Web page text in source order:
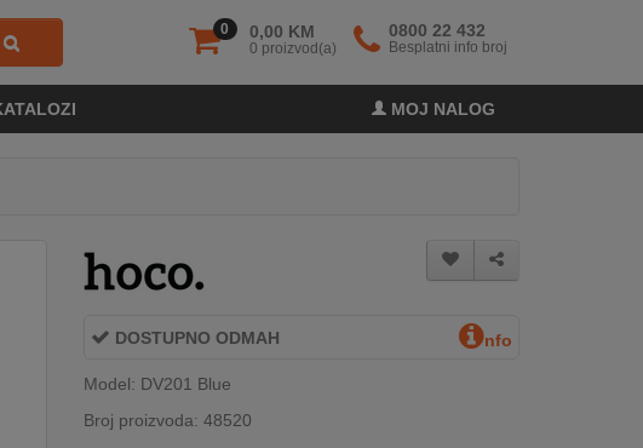
0 0,00 KM
0 proizvod(a)
0800 22 432
Besplatni info broj
MOJ NALOG
DOSTUPNO ODMAH nfo
Model: DV201 Blue
Broj proizvoda: 48520